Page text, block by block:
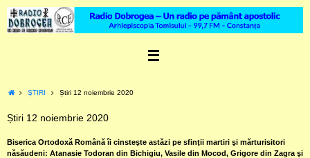
content
HomeŞTIRI Știri 12 noiembrie 2020
Știri 12 noiembrie 2020
Biserica Ortodoxă Română îi cinsteşte astăzi pe sfinţii martiri şi mărturisitori
năsăudeni: Atanasie Todoran din Bichigiu, Vasile din Mocod, Grigore din Zagra şi